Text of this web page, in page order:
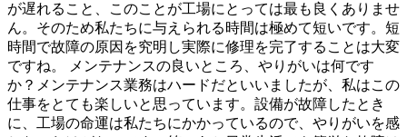
が遅れること、このことが工場にとっては最も良くありませ
ん。そのため私たちに与えられる時間は極めて短いです。短
時間で故障の原因を究明し実際に修理を完了することは大変
ですね。 メンテナンスの良いところ、やりがいは何です
か？メンテナンス業務はハードだといいましたが、私はこの
仕事をとても楽しいと思っています。設備が故障したとき
に、工場の命運は私たちにかかっているので、やりがいを感